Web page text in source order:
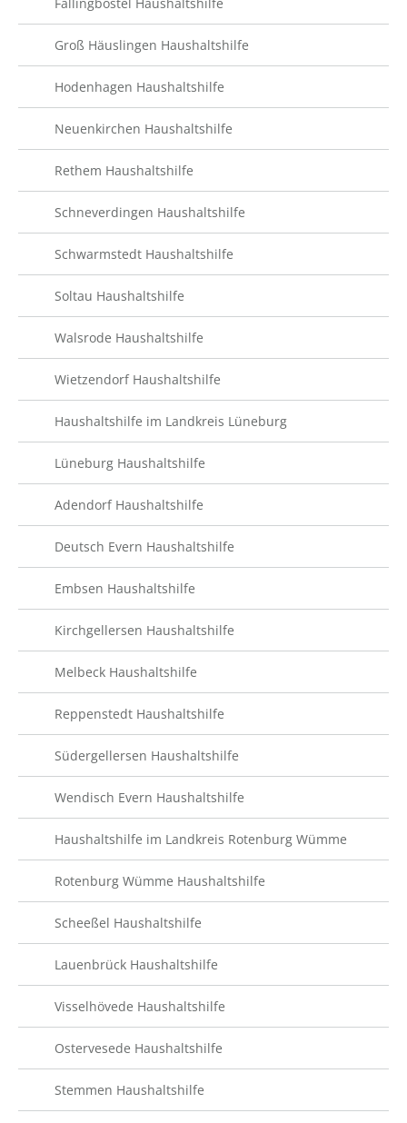
Groß Häuslingen Haushaltshilfe
Hodenhagen Haushaltshilfe
Neuenkirchen Haushaltshilfe
Rethem Haushaltshilfe
Schneverdingen Haushaltshilfe
Schwarmstedt Haushaltshilfe
Soltau Haushaltshilfe
Walsrode Haushaltshilfe
Wietzendorf Haushaltshilfe
Haushaltshilfe im Landkreis Lüneburg
Lüneburg Haushaltshilfe
Adendorf Haushaltshilfe
Deutsch Evern Haushaltshilfe
Embsen Haushaltshilfe
Kirchgellersen Haushaltshilfe
Melbeck Haushaltshilfe
Reppenstedt Haushaltshilfe
Südergellersen Haushaltshilfe
Wendisch Evern Haushaltshilfe
Haushaltshilfe im Landkreis Rotenburg Wümme
Rotenburg Wümme Haushaltshilfe
Scheeßel Haushaltshilfe
Lauenbrück Haushaltshilfe
Visselhövede Haushaltshilfe
Ostervesede Haushaltshilfe
Stemmen Haushaltshilfe